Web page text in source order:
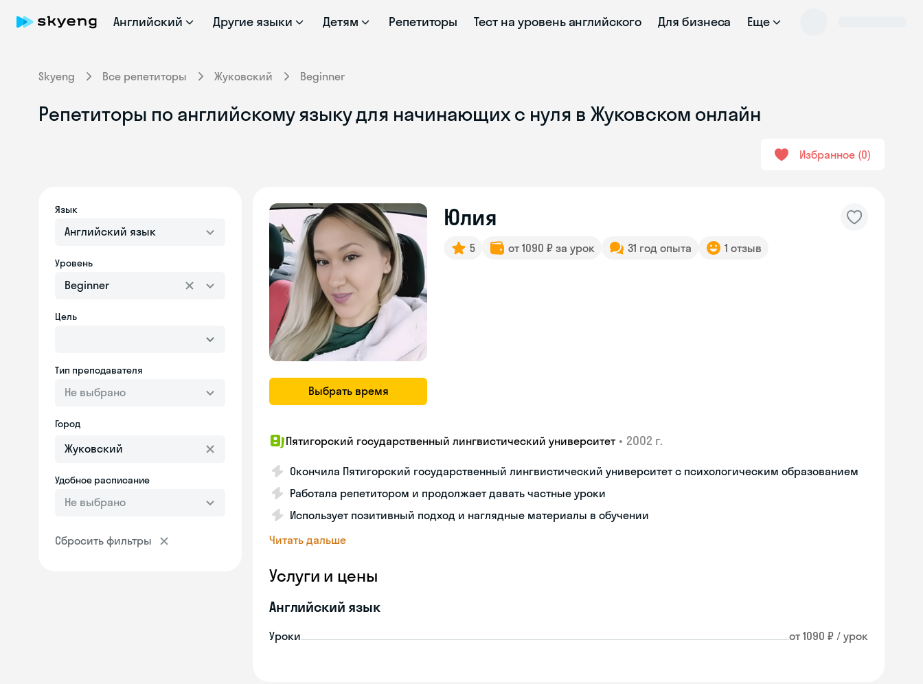
Английский Другие языки Детям Репетиторы Тест на уровень английского Для бизнеса Еще
Skyeng Все репетиторы Жуковский Beginner
Репетиторы по английскому языку для начинающих с нуля в Жуковском онлайн
Избранное 0
Язык
Английский язык
Уровень
Beginner
Цель
Тип преподавателя
Не выбрано
Город
Удобное расписание
Не выбрано
Сбросить фильтры
Выбрать время
Юлия
5 от 1090 ₽ за урок 31 год опыта 1 отзыв
Пятигорский государственный лингвистический университет • 2002 г.
Окончила Пятигорский государственный лингвистический университет с психологическим образованием
Работала репетитором и продолжает давать частные уроки
Использует позитивный подход и наглядные материалы в обучении
Читать дальше
Услуги и цены
Английский язык
Уроки от 1090 ₽ / урок